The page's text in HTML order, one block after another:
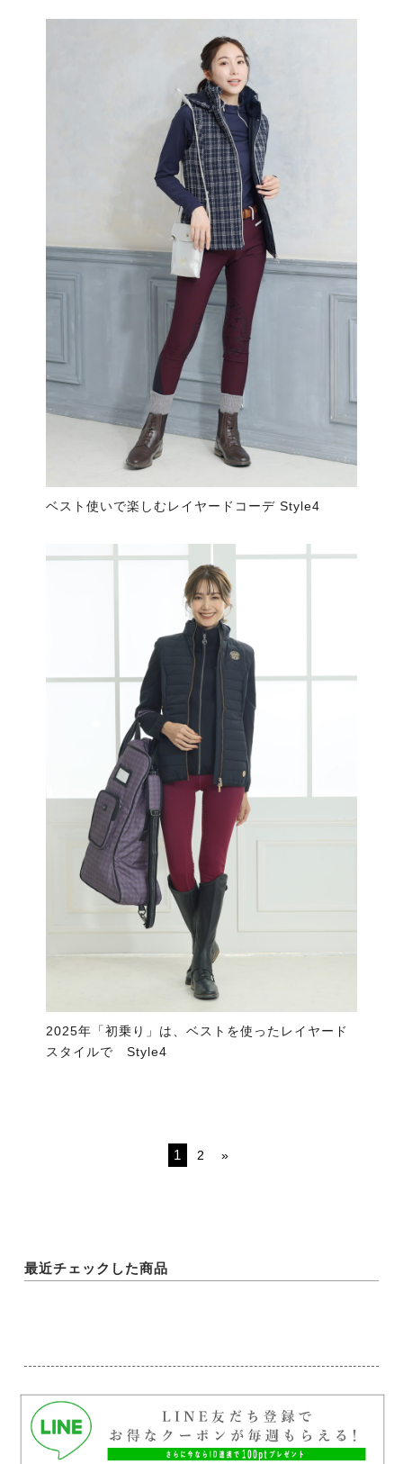
ベスト使いで楽しむレイヤードコーデ Style4
2025年「初乗り」は、ベストを使ったレイヤード
スタイルで Style4
1 2 »
最近チェックした商品